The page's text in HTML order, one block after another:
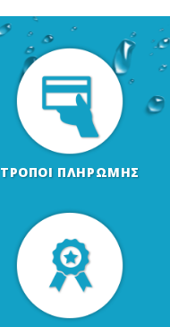
ΤΡΟΠΟΙ ΠΛΗΡΩΜΗΣ